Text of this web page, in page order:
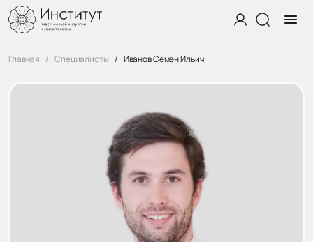
Главная Специалисты Иванов Семен Ильич